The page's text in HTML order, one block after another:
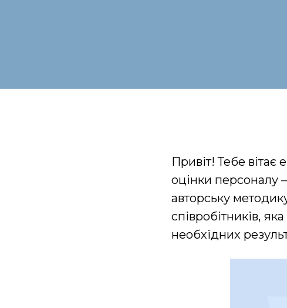
Привіт! Тебе вітає
оцінки персоналу
авторську
співробітників,
необхідних